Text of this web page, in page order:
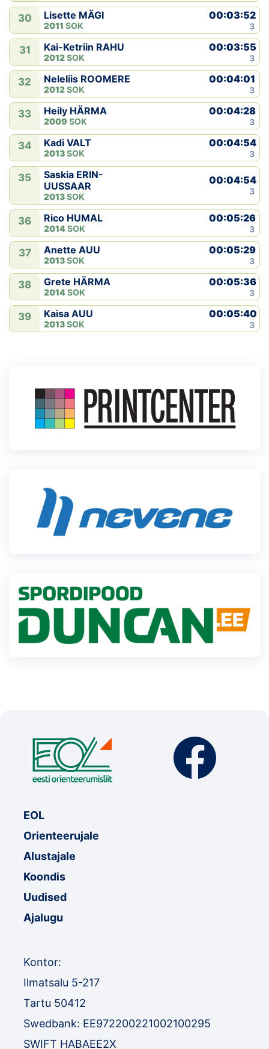
30 Lisette MÄGI
2011 SOK
00:03:52
3
31 Kai-Ketriin RAHU
2012SOK
00:03:55
3
32 Neleliis ROOMERE
2012SOK
00:04:01
3
33 Heily HÄRMA
2009 SOK
00:04:28
3
34 Kadi VALT
2013SOK
00:04:54
3
35
Saskia ERIN-
UUSSAAR
2013SOK
00:04:54
3
36 Rico HUMAL
2014SOK
00:05:26
3
37 Anette AUU
2013SOK
00:05:29
3
38 Grete HÄRMA
2014SOK
00:05:36
3
39 Kaisa AUU
2013SOK
00:05:40
3
EOL
Orienteerujale
Alustajale
Koondis
Uudised
Ajalugu
Kontor:
Ilmatsalu 5-217
Tartu 50412
Swedbank: EE972200221002100295
SWIFT HABAEE2X